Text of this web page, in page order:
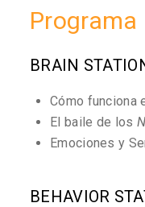
Programa
BRAIN
Cómo funciona
El baile de los
Emociones y
BEHAVIOR